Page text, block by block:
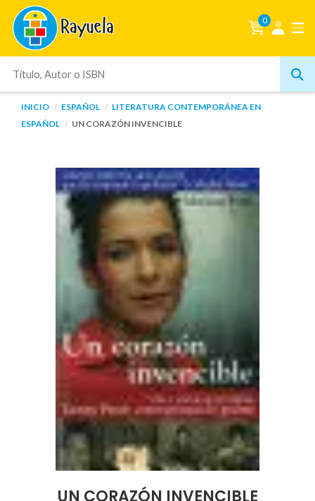
0
INICIO ESPAÑOL
LITERATURA CONTEMPORÁNEA EN
ESPAÑOL
UN CORAZÓN INVENCIBLE
UN CORAZÓN INVENCIBLE